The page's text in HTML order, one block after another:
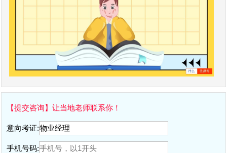
【提交咨询】让当地老师联系你！
意向考证:
手机号码: